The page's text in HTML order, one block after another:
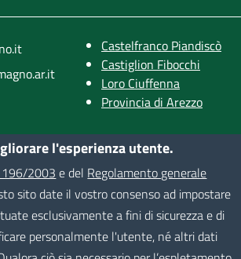
Castelfranco Piandiscò
Castiglion Fibocchi
Loro Ciuffenna
Provincia di Arezzo
l'esperienza utente.
196/2003 e del Regolamento generale
sito date il vostro consenso ad impostare
esclusivamente a fini di sicurezza e di
personalmente l'utente, né altri dati